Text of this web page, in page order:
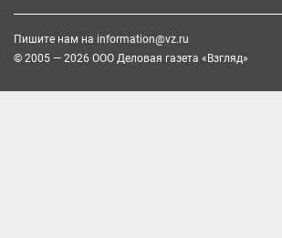
Пишите нам на information@vz.ru
© 2005 — 2026 ООО Деловая газета «Взгляд»